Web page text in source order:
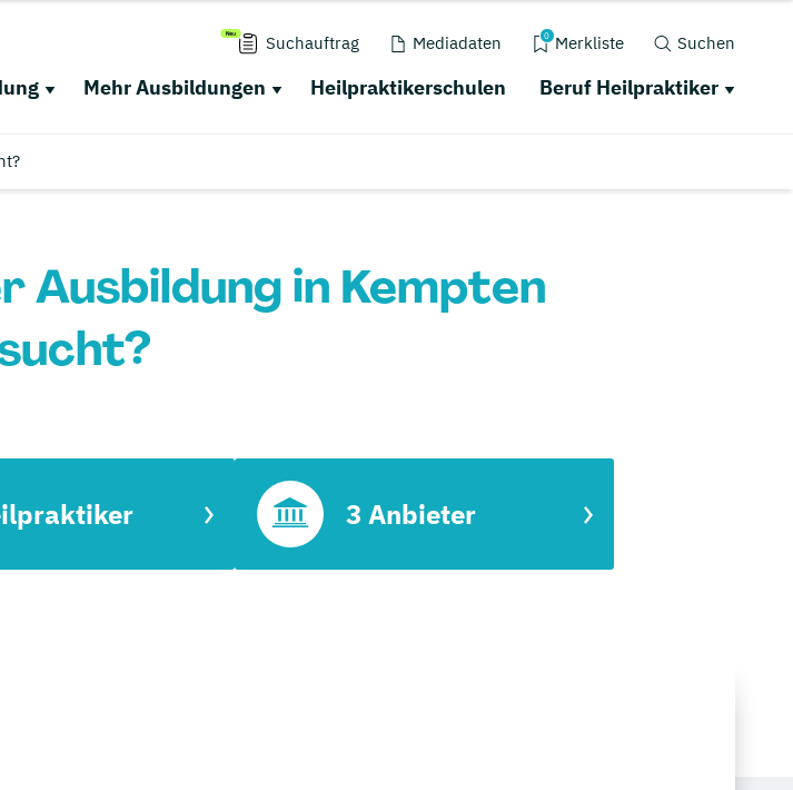
Suchauftrag Mediadaten 0 Merkliste Suchen
Mehr Ausbildungen Heilpraktikerschulen Beruf Heilpraktiker
in Kempten
3 Anbieter